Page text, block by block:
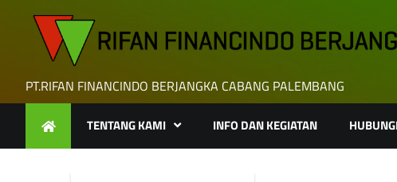
PT.RIFAN FINANCINDO BERJANGKA CABANG PALEMBANG
TENTANG KAMI INFO DAN KEGIATAN